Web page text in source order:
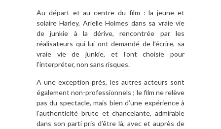
Au départ et au centre du film : la jeune et
solaire Harley, Arielle Holmes dans sa vraie vie
de junkie à la dérive, rencontrée par les
réalisateurs qui lui ont demandé de l’écrire, sa
vraie vie de junkie, et l’ont choisie pour
l’interpréter, non sans risques.
A une exception près, les autres acteurs sont
également non-professionnels ; le film ne relève
pas du spectacle, mais bien d’une expérience à
l’authenticité brute et chancelante, admirable
dans son parti pris d’être là, avec et auprès de